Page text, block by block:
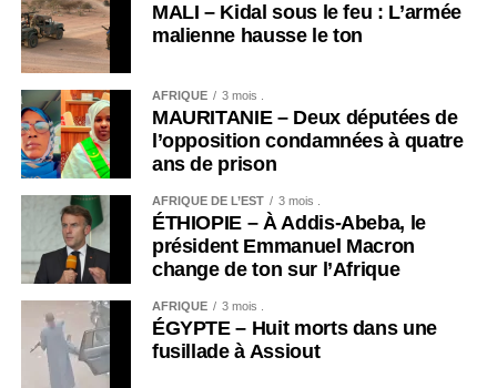
MALI – Kidal sous le feu : L’armée
malienne hausse le ton
AFRIQUE 3 mois .
MAURITANIE – Deux députées de
l’opposition condamnées à quatre
ans de prison
AFRIQUE DE L’EST 3 mois .
ÉTHIOPIE – À Addis-Abeba, le
président Emmanuel Macron
change de ton sur l’Afrique
AFRIQUE 3 mois .
ÉGYPTE – Huit morts dans une
fusillade à Assiout